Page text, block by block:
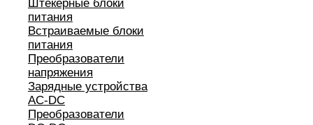
Штекерные блоки
питания
Встраиваемые блоки
питания
Преобразователи
напряжения
Зарядные устройства
AC-DC
Преобразователи